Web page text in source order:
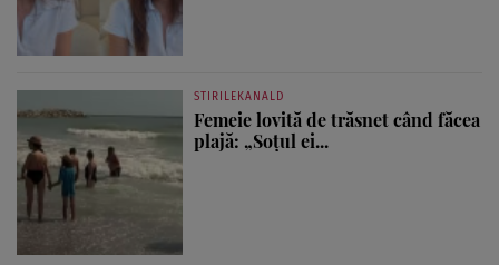
STIRILEKANALD
Femeie lovită de trăsnet când făcea
plajă: „Soțul ei...